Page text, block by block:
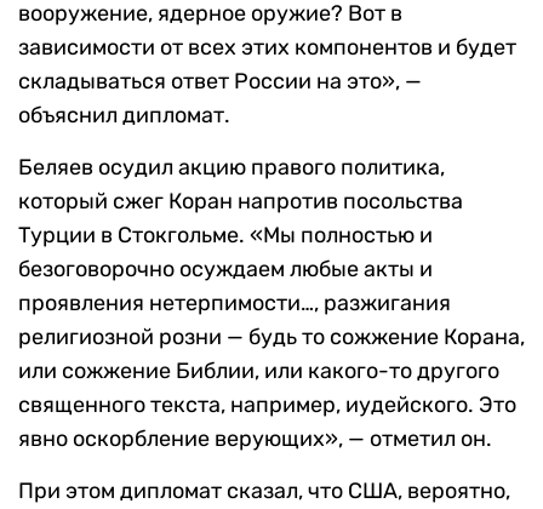
вооружение, ядерное оружие? Вот в
зависимости от всех этих компонентов и будет
складываться ответ России на это», —
объяснил дипломат.
Беляев осудил акцию правого политика,
который сжег Коран напротив посольства
Турции в Стокгольме. «Мы полностью и
безоговорочно осуждаем любые акты и
проявления нетерпимости…, разжигания
религиозной розни — будь то сожжение Корана,
или сожжение Библии, или какого-то другого
священного текста, например, иудейского. Это
явно оскорбление верующих», — отметил он.
При этом дипломат сказал, что США, вероятно,